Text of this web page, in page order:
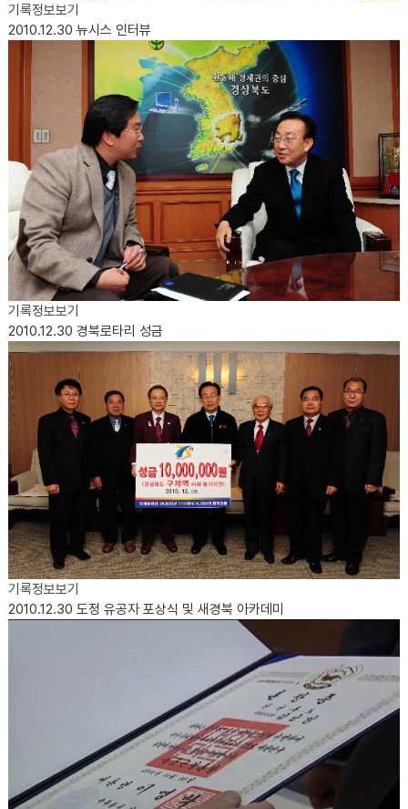
기록정보보기
2010.12.30 뉴시스 인터뷰
기록정보보기
2010.12.30 경북로타리 성금
기록정보보기
2010.12.30 도정 유공자 포상식 및 새경북 아카데미